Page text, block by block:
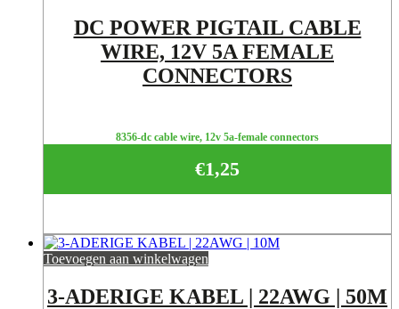
DC POWER PIGTAIL CABLE
WIRE, 12V 5A FEMALE
CONNECTORS
8356-dc cable wire, 12v 5a-female connectors
€1,25
Toevoegen aan winkelwagen
3-ADERIGE KABEL | 22AWG | 50M